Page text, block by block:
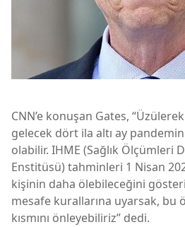
CNN’e konuşan Gates,
gelecek dört ila altı ay
olabilir. IHME (Sağlık Ölçümleri
Enstitüsü) tahminleri 1 Nisan
kişinin daha ölebileceğini
mesafe kurallarına uyarsak,
kısmını önleyebiliriz” dedi.